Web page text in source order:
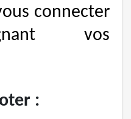
connecter
vos
: